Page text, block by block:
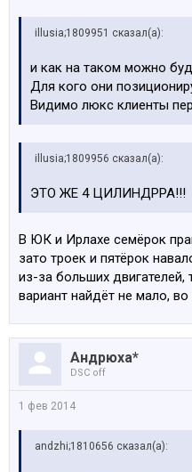
illusia;1809951 сказал(а):
и как на таком можно
Для кого они
Видимо люкс клиенты
illusia;1809956 сказал(а):
ЭТО ЖЕ 4 ЦИЛИНДРРА!!!
В ЮК и Ирлахе семёрок
зато троек и пятёрок
из-за больших двигателей,
вариант найдёт не мало,
Андрюха*
DSC off
1 фев 2014
аndzhi;1810656 сказал(а):